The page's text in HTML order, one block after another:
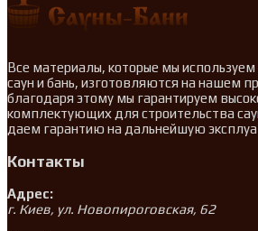
Все материалы, которые мы
саун и бань, изготовляются на нашем
благодаря этому мы гарантируем
комплектующих для строительства
даем гарантию на дальнейшую
Контакты
Адрес:
г. Киев, ул. Новопироговская, 62